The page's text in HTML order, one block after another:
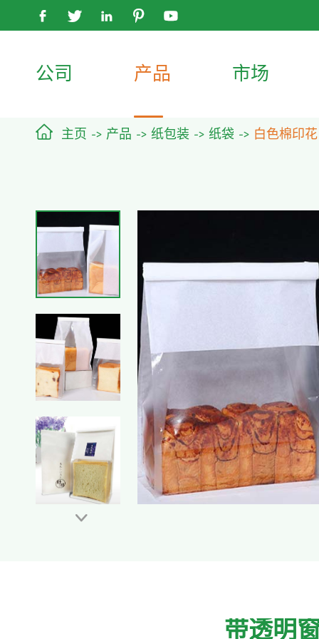
    
公司 产品 市场
 主页 产品 纸包装 纸袋 白色棉印
